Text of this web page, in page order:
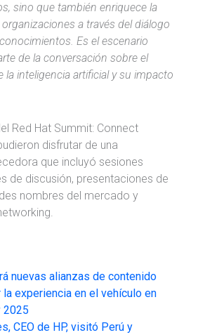
sino que también enriquece la
a través del diálogo
Es el escenario
de la conversación sobre el
la inteligencia artificial y su impacto
Red Hat Summit: Connect
disfrutar de una
que incluyó sesiones
de discusión, presentaciones de
nombres del mercado y
nuevas alianzas de contenido
la experiencia en el vehículo en
2025
CEO de HP, visitó Perú y